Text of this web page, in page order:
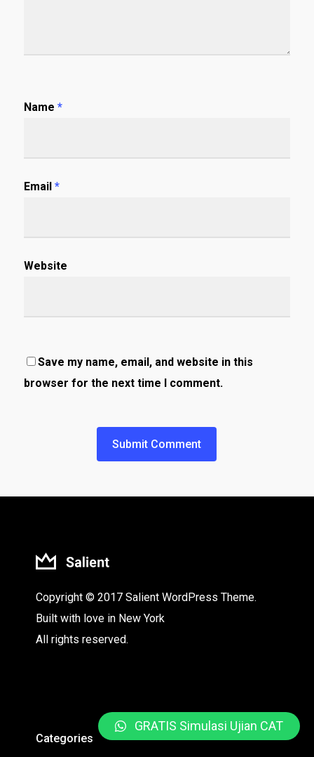
Name *
Email *
Website
Save my name, email, and website in this
browser for the next time I comment.
Copyright © 2017 Salient WordPress Theme.
Built with love in New York
All rights reserved.
Categories
GRATIS Simulasi Ujian CAT